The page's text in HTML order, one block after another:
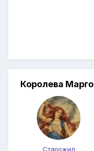
Королева Марго
Старожил